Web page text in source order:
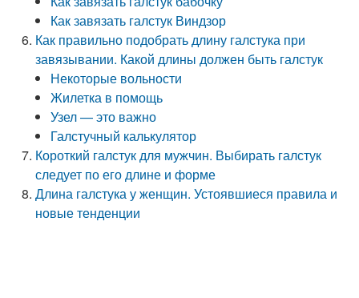
Как завязать галстук Виндзор
Как правильно подобрать длину галстука при
завязывании. Какой длины должен быть галстук
Некоторые вольности
Жилетка в помощь
Узел — это важно
Галстучный калькулятор
Короткий галстук для мужчин. Выбирать галстук
следует по его длине и форме
Длина галстука у женщин. Устоявшиеся правила и
новые тенденции